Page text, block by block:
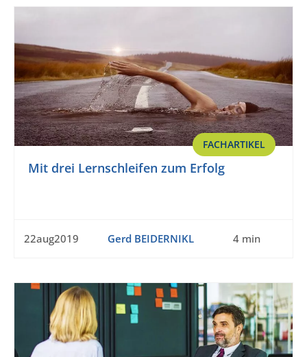
FACHARTIKEL
Mit drei Lernschleifen zum Erfolg
22aug2019 Gerd BEIDERNIKL 4 min